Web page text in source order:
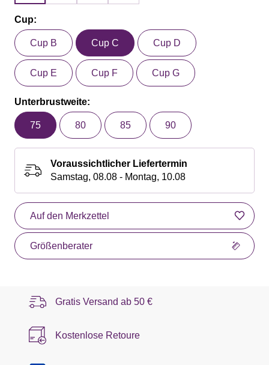
Cup:
Cup B Cup C Cup D
Cup E Cup F Cup G
Unterbrustweite:
75 80 85 90
Voraussichtlicher Liefertermin
Samstag, 08.08 - Montag, 10.08
Auf den Merkzettel
Größenberater
Gratis Versand ab 50 €
Kostenlose Retoure